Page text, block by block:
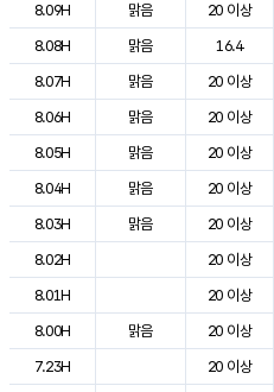
8.09H
맑음 20 이상
8.08H
맑음 16.4
8.07H
맑음 20 이상
8.06H
맑음 20 이상
8.05H
맑음 20 이상
8.04H
맑음 20 이상
8.03H
맑음 20 이상
8.02H
20 이상
8.01H
20 이상
8.00H
맑음 20 이상
7.23H
20 이상